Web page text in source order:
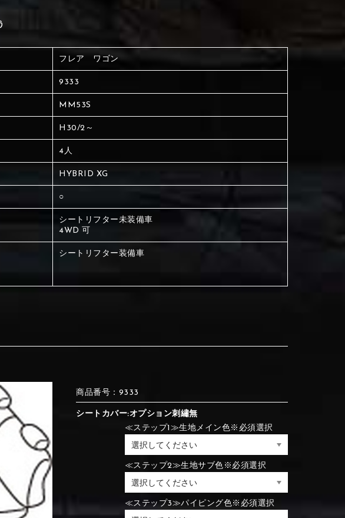
⑪Black
⑦Blue ⑧Orange
ください
③Red
⑦Blue ⑧Orange
赤く塗られている場所を選択
ください
刺繍は下記21種類からご選択ください。
③Light gray
⑦Wine-red ⑧Yellow
赤く塗られている場所を選択
ください
③Light gray
フレア ワゴン
9333
MM53S
H30/2～
4人
HYBRID XG
○
シートリフター未装備車
4WD 可
シートリフター装備車
商品番号：9333
シートカバー:オプション刺繡無
≪ステップ1≫生地メイン色※必須選択
≪ステップ2≫生地サブ色※必須選択
≪ステップ3≫パイピング色※必須選択